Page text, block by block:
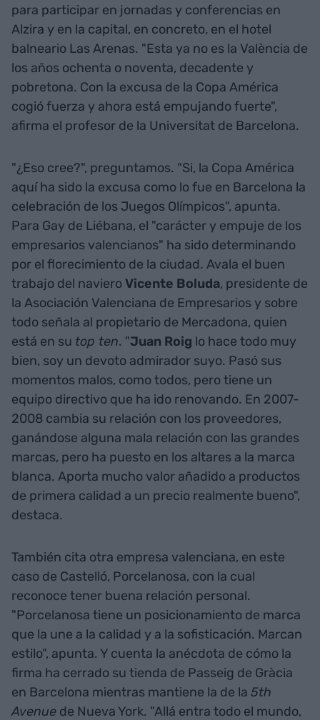
para participar en jornadas y conferencias en
Alzira y en la capital, en concreto, en el hotel
balneario Las Arenas. "Esta ya no es la València de
los años ochenta o noventa, decadente y
pobretona. Con la excusa de la Copa América
cogió fuerza y ahora está empujando fuerte",
afirma el profesor de la Universitat de Barcelona.
"¿Eso cree?", preguntamos. "Si, la Copa América
aquí ha sido la excusa como lo fue en Barcelona la
celebración de los Juegos Olímpicos", apunta.
Para Gay de Liébana, el "carácter y empuje de los
empresarios valencianos" ha sido determinando
por el florecimiento de la ciudad. Avala el buen
trabajo del naviero Vicente Boluda, presidente de
la Asociación Valenciana de Empresarios y sobre
todo señala al propietario de Mercadona, quien
está en su top ten. "Juan Roig lo hace todo muy
bien, soy un devoto admirador suyo. Pasó sus
momentos malos, como todos, pero tiene un
equipo directivo que ha ido renovando. En 2007-
2008 cambia su relación con los proveedores,
ganándose alguna mala relación con las grandes
marcas, pero ha puesto en los altares a la marca
blanca. Aporta mucho valor añadido a productos
de primera calidad a un precio realmente bueno",
destaca.
También cita otra empresa valenciana, en este
caso de Castelló, Porcelanosa, con la cual
reconoce tener buena relación personal.
"Porcelanosa tiene un posicionamiento de marca
que la une a la calidad y a la sofisticación. Marcan
estilo", apunta. Y cuenta la anécdota de cómo la
firma ha cerrado su tienda de Passeig de Gràcia
en Barcelona mientras mantiene la de la 5th
Avenue de Nueva York. "Allá entra todo el mundo,